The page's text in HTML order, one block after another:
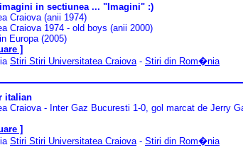
in sectiunea ... "Imagini" :)
Craiova (anii 1974)
Craiova 1974 - old boys (anii 2000)
Europa (2005)
]
Stiri Stiri Universitatea Craiova - Stiri din Rom�nia
italian
Craiova - Inter Gaz Bucuresti 1-0, gol marcat de Jerry
]
Stiri Stiri Universitatea Craiova - Stiri din Rom�nia